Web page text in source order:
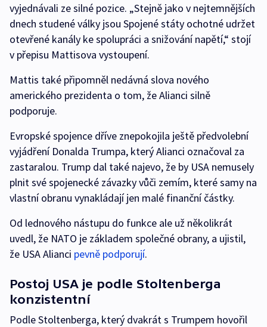
vyjednávali ze silné pozice. „Stejně jako v nejtemnějších
dnech studené války jsou Spojené státy ochotné udržet
otevřené kanály ke spolupráci a snižování napětí,“ stojí
v přepisu Mattisova vystoupení.
Mattis také připomněl nedávná slova nového
amerického prezidenta o tom, že Alianci silně
podporuje.
Evropské spojence dříve znepokojila ještě předvolební
vyjádření Donalda Trumpa, který Alianci označoval za
zastaralou. Trump dal také najevo, že by USA nemusely
plnit své spojenecké závazky vůči zemím, které samy na
vlastní obranu vynakládají jen malé finanční částky.
Od lednového nástupu do funkce ale už několikrát
uvedl, že NATO je základem společné obrany, a ujistil,
že USA Alianci pevně podporují.
Postoj USA je podle Stoltenberga
konzistentní
Podle Stoltenberga, který dvakrát s Trumpem hovořil